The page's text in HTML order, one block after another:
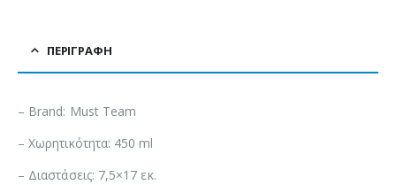
ΠΕΡΙΓΡΑΦΉ
– Brand: Must Team
– Χωρητικότητα: 450 ml
– Διαστάσεις: 7,5×17 εκ.